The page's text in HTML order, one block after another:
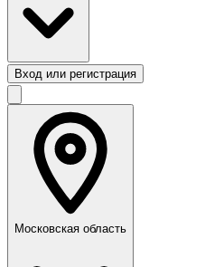
Вход или регистрация
Московская область